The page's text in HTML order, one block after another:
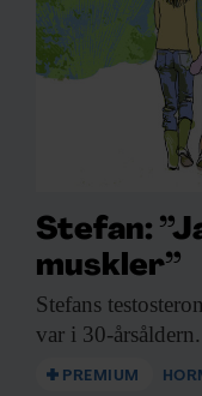
Stefan:
muskler”
Stefans
var i 30-årsåldern.
PREMIUM